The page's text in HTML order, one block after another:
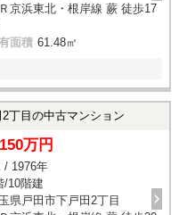
Ｒ京浜東北・根岸線 蕨 徒歩17
面積 61.48㎡
丁目の中古マンション
万円
/ 1976年
/10階建
県戸田市下戸田2丁目